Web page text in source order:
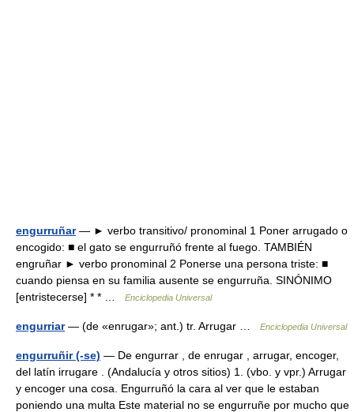
engurruñar— ► verbo transitivo/ pronominal 1 Poner arrugado o
encogido: ■ el gato se engurruñó frente al fuego. TAMBIÉN
engruñar ► verbo pronominal 2 Ponerse una persona triste: ■
cuando piensa en su familia ausente se engurruña. SINÓNIMO
[entristecerse] * * …
Enciclopedia Universal
engurriar— (de «enrugar»; ant.) tr. Arrugar … Enciclopedia Universal
engurruñir (-se) — De engurrar , de enrugar , arrugar, encoger,
del latín irrugare . (Andalucía y otros sitios) 1. (vbo. y vpr.) Arrugar
y encoger una cosa. Engurruñó la cara al ver que le estaban
poniendo una multa Este material no se engurruñe por mucho que